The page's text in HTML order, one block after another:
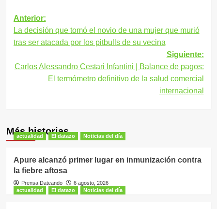
Navegación
de
entradas
Anterior:
La decisión que tomó el novio de una mujer que murió
tras ser atacada por los pitbulls de su vecina
Siguiente:
Carlos Alessandro Cestari Infantini | Balance de pagos:
El termómetro definitivo de la salud comercial
internacional
Más historias
actualidad El datazo Noticias del día
Apure alcanzó primer lugar en inmunización contra
la fiebre aftosa
Prensa Dateando
6 agosto, 2026
actualidad
El datazo Noticias del día